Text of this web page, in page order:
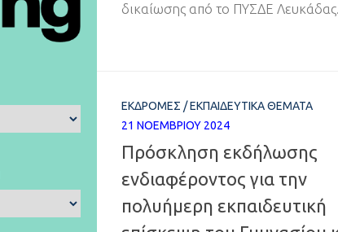
δικαίωσης από το ΠΥΣΔΕ Λευκάδας.
ΕΚΔΡΟΜΈΣ /ΕΚΠΑΙΔΕΥΤΙΚΆ ΘΈΜΑΤΑ
21 ΝΟΕΜΒΡΊΟΥ 2024
Πρόσκληση εκδήλωσης
ενδιαφέροντος για την
πολυήμερη εκπαιδευτική